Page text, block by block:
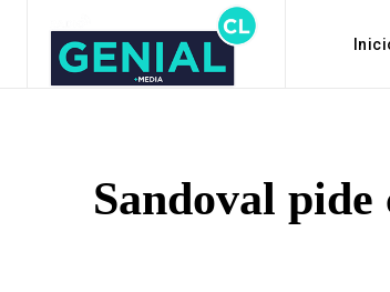
Sandoval